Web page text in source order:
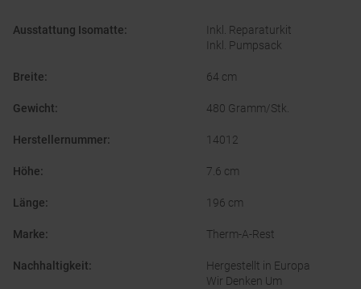
Ausstattung Isomatte:
Inkl. Reparaturkit
Inkl. Pumpsack
Breite: 64 cm
Gewicht: 480 Gramm/Stk.
Herstellernummer: 14012
Höhe: 7.6 cm
Länge: 196 cm
Marke: Therm-A-Rest
Nachhaltigkeit:
Hergestellt in Europa
Wir Denken Um